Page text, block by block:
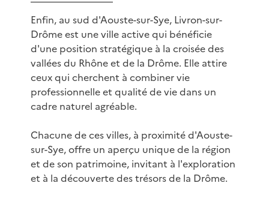
Enfin, au sud d'Aouste-sur-Sye, Livron-sur-
Drôme est une ville active qui bénéficie
d'une position stratégique à la croisée des
vallées du Rhône et de la Drôme. Elle attire
ceux qui cherchent à combiner vie
professionnelle et qualité de vie dans un
cadre naturel agréable.
Chacune de ces villes, à proximité d'Aouste-
sur-Sye, offre un aperçu unique de la région
et de son patrimoine, invitant à l'exploration
et à la découverte des trésors de la Drôme.